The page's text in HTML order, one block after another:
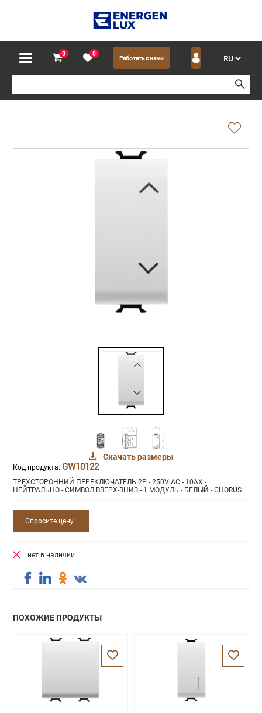
0 0
Работать с нами
Скачать размеры
Код продукта: GW10122
ТРЕХСТОРОННИЙ ПЕРЕКЛЮЧАТЕЛЬ 2P - 250V AC - 10AX -
НЕЙТРАЛЬНО - СИМВОЛ ВВЕРХ-ВНИЗ - 1 МОДУЛЬ - БЕЛЫЙ - CHORUS
Спросите цену
нет в наличии
ПОХОЖИЕ ПРОДУКТЫ